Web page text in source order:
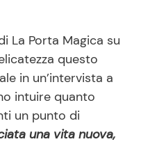
La Porta Magica su
questo
in un’intervista a
intuire quanto
un punto di
una vita nuova,